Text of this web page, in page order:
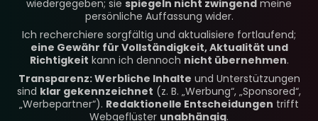
wiedergegeben; sie spiegeln nicht zwingend meine
persönliche Auffassung wider.
Ich recherchiere sorgfältig und aktualisiere fortlaufend;
eine Gewähr für Vollständigkeit, Aktualität und
Richtigkeit kann ich dennoch nicht übernehmen.
Transparenz: Werbliche Inhalte und Unterstützungen
sind klar gekennzeichnet (z. B. „Werbung“, „Sponsored“,
„Werbepartner“). Redaktionelle Entscheidungen trifft
Webgeflüster unabhängig.